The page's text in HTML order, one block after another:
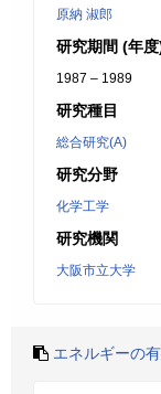
原納 淑郎
研究期間 (年度
1987 – 1989
研究種目
総合研究(A)
研究分野
化学工学
研究機関
大阪市立大学
エネルギーの